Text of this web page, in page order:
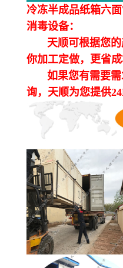
冷冻半成品纸箱六
消毒设备：
天顺可根据您的
你加工定做，更省成
如果您有需要需
询，天顺为您提供